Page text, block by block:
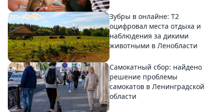
Зубры в онлайне: Т2
оцифровал места отдыха и
наблюдения за дикими
животными в Ленобласти
Самокатный сбор: найдено
решение проблемы
самокатов в Ленинградской
области